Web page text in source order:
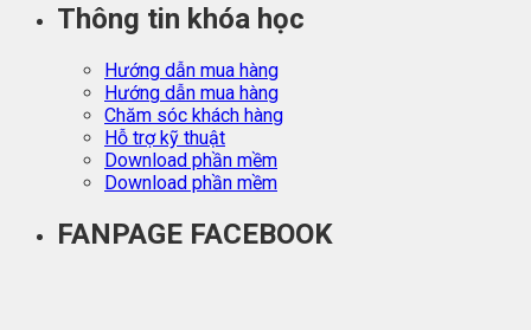
Thông tin khóa học
Hướng dẫn mua hàng
Hướng dẫn mua hàng
Chăm sóc khách hàng
Hỗ trợ kỹ thuật
Download phần mềm
Download phần mềm
FANPAGE FACEBOOK